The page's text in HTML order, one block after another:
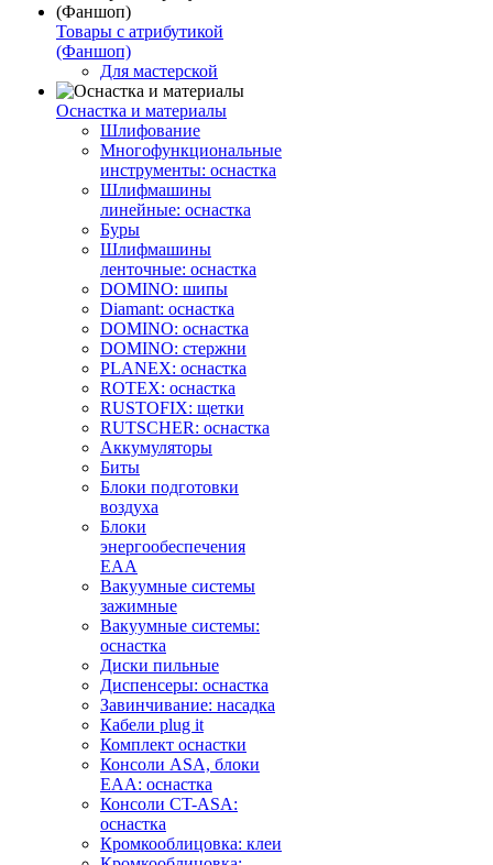
Товары с атрибутикой
(Фаншоп)
Для мастерской
Оснастка и материалы
Шлифование
Многофункциональные
инструменты: оснастка
Шлифмашины
линейные: оснастка
Буры
Шлифмашины
ленточные: оснастка
DOMINO: шипы
Diamant: оснастка
DOMINO: оснастка
DOMINO: стержни
PLANEX: оснастка
ROTEX: оснастка
RUSTOFIX: щетки
RUTSCHER: оснастка
Аккумуляторы
Биты
Блоки подготовки
воздуха
Блоки
энергообеспечения
EAA
Вакуумные системы
зажимные
Вакуумные системы:
оснастка
Диски пильные
Диспенсеры: оснастка
Завинчивание: насадка
Кабели plug it
Комплект оснастки
Консоли ASA, блоки
EAA: оснастка
Консоли CT-ASA:
оснастка
Кромкооблицовка: клеи